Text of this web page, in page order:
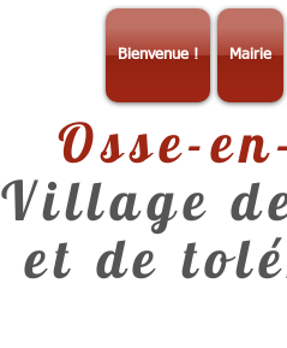
Bienvenue ! Mairie
Osse-
Village
et de